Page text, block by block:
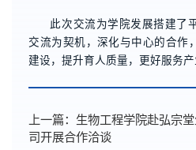
此次交流为学院发展搭建了
交流为契机，深化与中心的合作
建设，提升育人质量，更好服务产
上一篇：生物工程学院赴弘宗
司开展合作洽谈